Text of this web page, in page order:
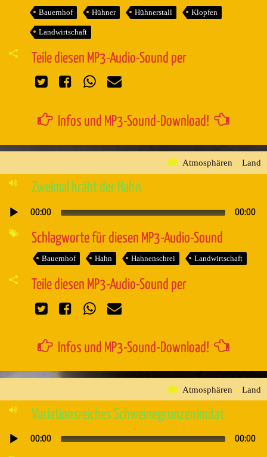
Bauernhof Hühner Hühnerstall Klopfen
Landwirtschaft
Teile diesen MP3-Audio-Sound per
Infos und MP3-Sound-Download!
Atmosphären » Land
Zweimal kräht der Hahn
Audio-
00:00 00:00
Schlagworte für diesen MP3-Audio-Sound
Bauernhof Hahn Hahnenschrei Landwirtschaft
Teile diesen MP3-Audio-Sound per
Infos und MP3-Sound-Download!
Atmosphären » Land
Variationsreiches Schweinegrunzenimitat
Audio-
00:00 00:00